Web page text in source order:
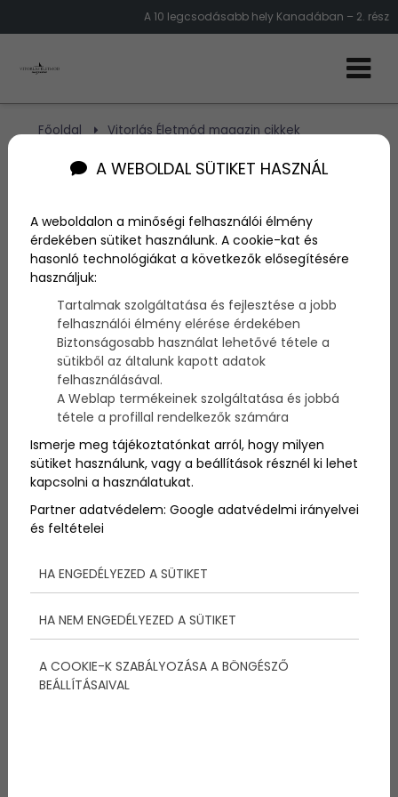
A 10 legcsodásabb hely Kanadában – 2. rész
Főoldal
Vitorlás Életmód magazin cikkek
Kanadában – 2. rész
2013. november 7.
Előző cikkünkben 5 gyönyörűhelyet
Kanadában– mintVancouver
Niagara vízesés, Toronto és Quebec
. Most újabb 5
helyet láthattok, amit érdemes megnézni
Kanadában.
Megosztás:
További bejegyzések
A WEBOLDAL SÜTIKET HASZNÁL
A weboldalon a minőségi felhasználói élmény
érdekében sütiket használunk. A cookie-kat és
hasonló technológiákat a következők elősegítésére
használjuk:
Tartalmak szolgáltatása és fejlesztése a jobb
felhasználói élmény elérése érdekében
Biztonságosabb használat lehetővé tétele a
sütikből az általunk kapott adatok
felhasználásával.
A Weblap termékeinek szolgáltatása és jobbá
tétele a profillal rendelkezők számára
Ismerje meg tájékoztatónkat arról, hogy milyen
sütiket használunk, vagy a beállítások résznél ki lehet
kapcsolni a használatukat.
Partner adatvédelem: Google adatvédelmi irányelvei
és feltételei
HA ENGEDÉLYEZED A SÜTIKET
HA NEM ENGEDÉLYEZED A SÜTIKET
A COOKIE-K SZABÁLYOZÁSA A BÖNGÉSZŐ
BEÁLLÍTÁSAIVAL